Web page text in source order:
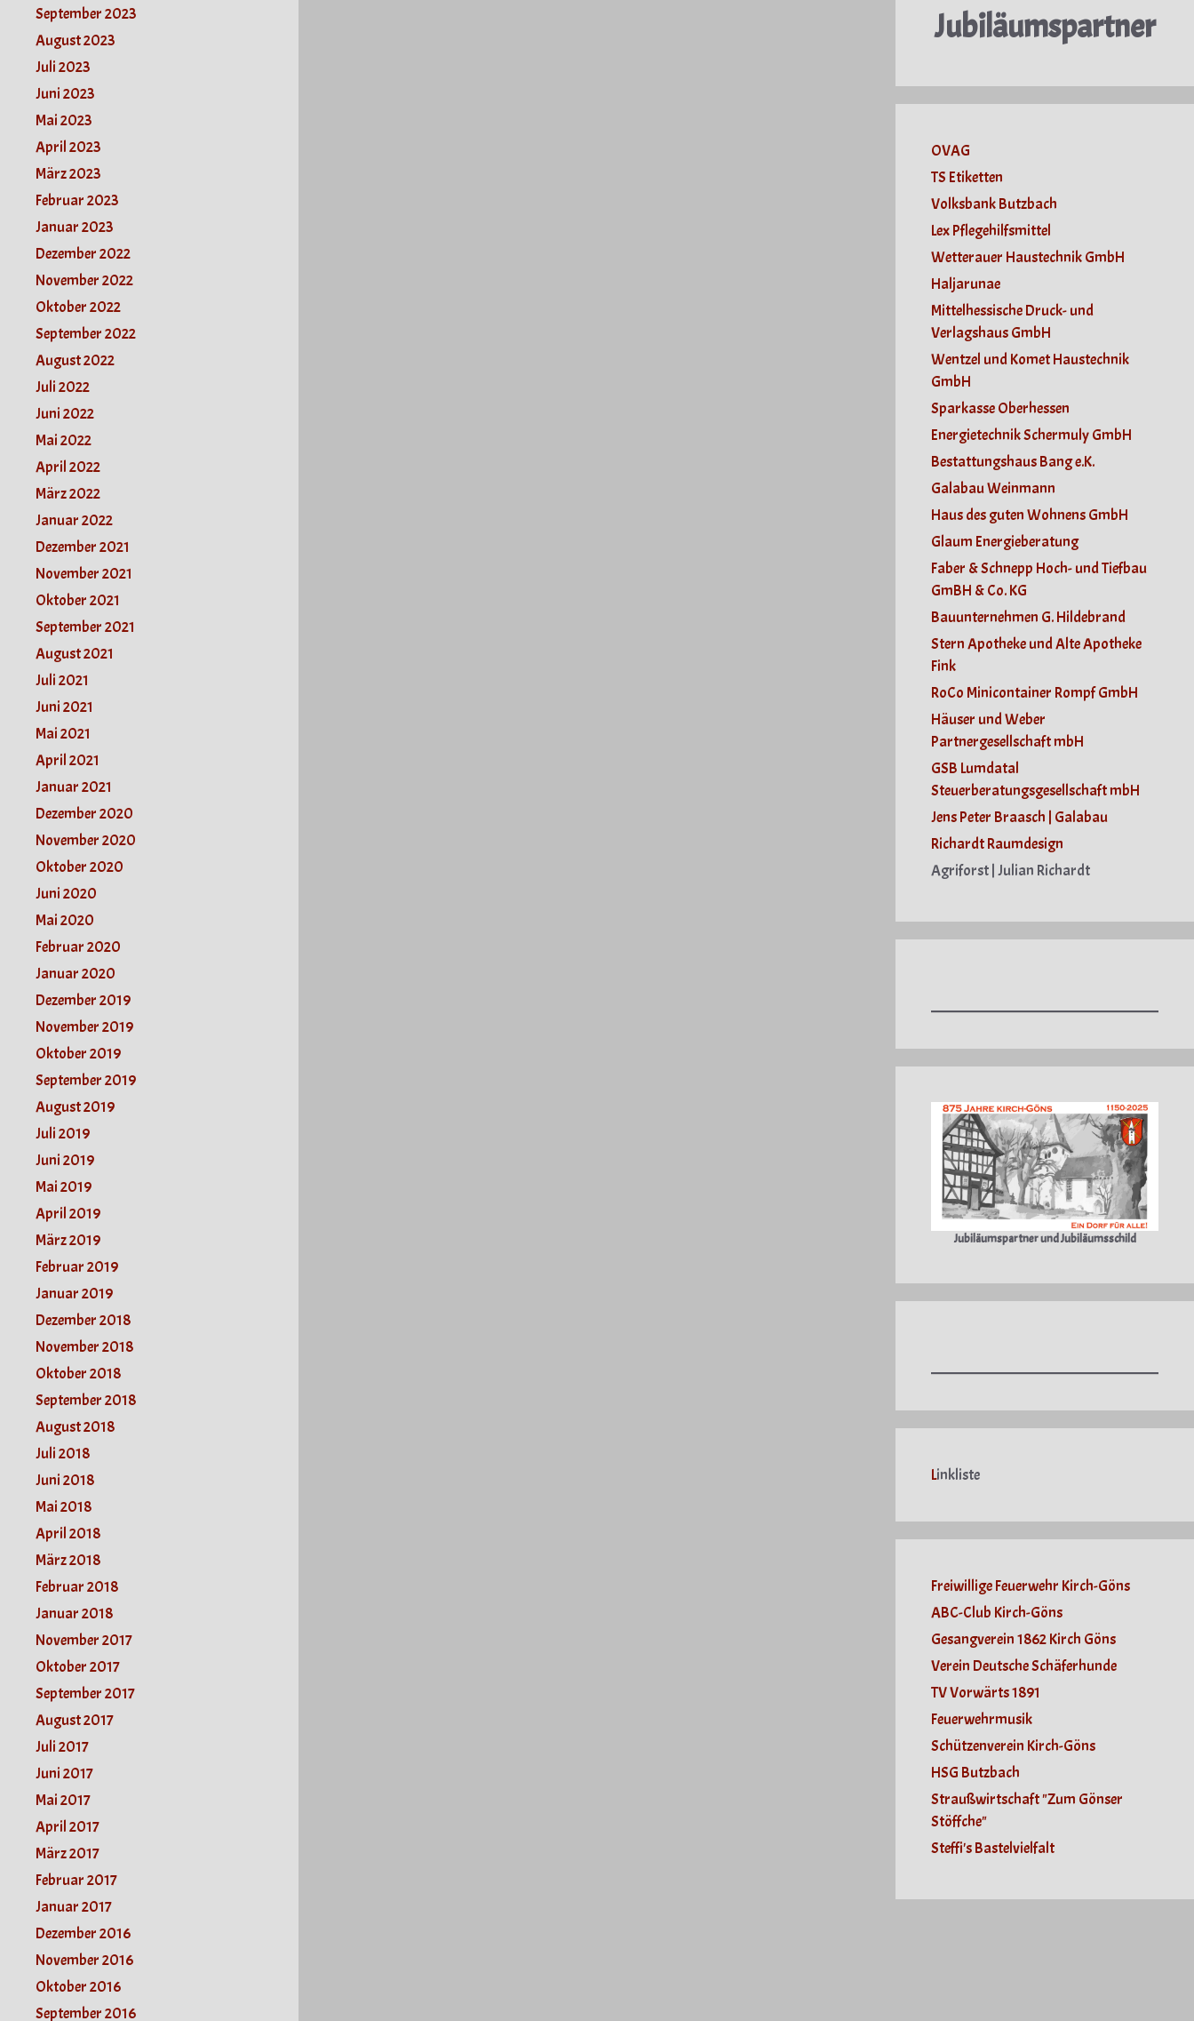
September 2023
August 2023
Juli 2023
Juni 2023
Mai 2023
April 2023
März 2023
Februar 2023
Januar 2023
Dezember 2022
November 2022
Oktober 2022
September 2022
August 2022
Juli 2022
Juni 2022
Mai 2022
April 2022
März 2022
Januar 2022
Dezember 2021
November 2021
Oktober 2021
September 2021
August 2021
Juli 2021
Juni 2021
Mai 2021
April 2021
Januar 2021
Dezember 2020
November 2020
Oktober 2020
Juni 2020
Mai 2020
Februar 2020
Januar 2020
Dezember 2019
November 2019
Oktober 2019
September 2019
August 2019
Juli 2019
Juni 2019
Mai 2019
April 2019
März 2019
Februar 2019
Januar 2019
Dezember 2018
November 2018
Oktober 2018
September 2018
August 2018
Juli 2018
Juni 2018
Mai 2018
April 2018
März 2018
Februar 2018
Januar 2018
November 2017
Oktober 2017
September 2017
August 2017
Juli 2017
Juni 2017
Mai 2017
April 2017
März 2017
Februar 2017
Januar 2017
Dezember 2016
November 2016
Oktober 2016
September 2016
Jubiläumspartner
OVAG
TS Etiketten
Volksbank Butzbach
Lex Pflegehilfsmittel
Wetterauer Haustechnik GmbH
Haljarunae
Mittelhessische Druck- und
Verlagshaus GmbH
Wentzel und Komet Haustechnik
GmbH
Sparkasse Oberhessen
Energietechnik Schermuly GmbH
Bestattungshaus Bang e.K.
Galabau Weinmann
Haus des guten Wohnens GmbH
Glaum Energieberatung
Faber & Schnepp Hoch- und Tiefbau
GmBH & Co. KG
Bauunternehmen G. Hildebrand
Stern Apotheke und Alte Apotheke
Fink
RoCo Minicontainer Rompf GmbH
Häuser und Weber
Partnergesellschaft mbH
GSB Lumdatal
Steuerberatungsgesellschaft mbH
Jens Peter Braasch | Galabau
Richardt Raumdesign
Agriforst | Julian Richardt
Jubiläumspartner und Jubiläumsschild
Linkliste
Freiwillige Feuerwehr Kirch-Göns
ABC-Club Kirch-Göns
Gesangverein 1862 Kirch Göns
Verein Deutsche Schäferhunde
TV Vorwärts 1891
Feuerwehrmusik
Schützenverein Kirch-Göns
HSG Butzbach
Straußwirtschaft "Zum Gönser
Stöffche"
Steffi's Bastelvielfalt